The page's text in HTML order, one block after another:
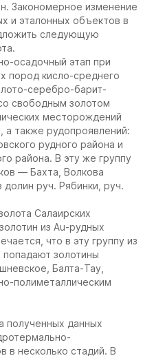
Закономерное изменение
и эталонных объектов в
следующую
осадочный этап при
пород кисло-среднего
серебро-барит-
свободным золотом
месторождений
а также рудопроявлений:
рудного района и
района. В эту же группу
— Бахта, Волкова
руч. Рябинки, руч.
Салаирских
из Au-рудных
что в эту группу из
золотины
Балта-Тау,
полиметаллическим
полученных данных
в несколько стадий. В